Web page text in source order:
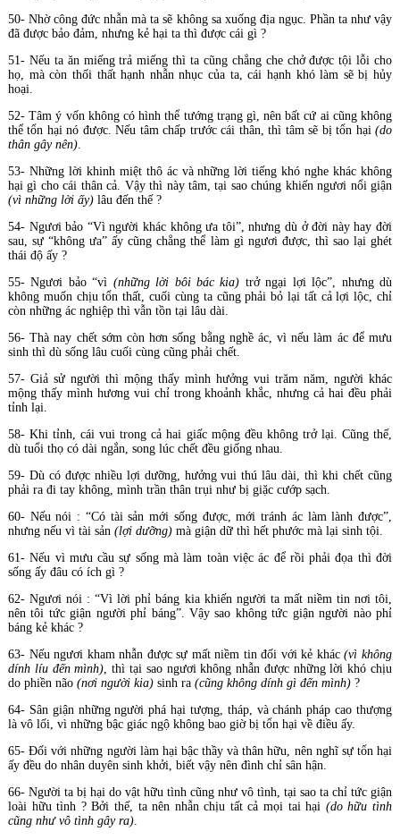
50- Nhờ công đức nhẫn mà ta sẽ không sa xuống địa ngục. Phần ta như vậy
đã được bảo đảm, nhưng kẻ hại ta thì được cái gì ?
51- Nếu ta ăn miếng trả miếng thì ta cũng chẳng che chở được tội lỗi cho
họ, mà còn thối thất hạnh nhẫn nhục của ta, cái hạnh khó làm sẽ bị hủy
hoại.
52- Tâm ý vốn không có hình thể tướng trạng gì, nên bất cứ ai cũng không
thể tổn hại nó được. Nếu tâm chấp trước cái thân, thì tâm sẽ bị tổn hại(do
thân gây nên).
53- Những lời khinh miệt thô ác và những lời tiếng khó nghe khác không
hại gì cho cái thân cả. Vậy thì này tâm, tại sao chúng khiến ngươi nổi giận
(vì những lời ấy) lâu đến thế ?
54- Ngươi bảo “Vì người khác không ưa tôi”, nhưng dù ở đời này hay đời
sau, sự “không ưa” ấy cũng chẳng thể làm gì ngươi được, thì sao lại ghét
thái độ ấy ?
55- Ngươi bảo “vì (những lời bôi bác kia) trở ngại lợi lộc”, nhưng dù
không muốn chịu tổn thất, cuối cùng ta cũng phải bỏ lại tất cả lợi lộc, chỉ
còn những ác nghiệp thì vẫn tồn tại lâu dài.
56- Thà nay chết sớm còn hơn sống bằng nghề ác, vì nếu làm ác để mưu
sinh thì dù sống lâu cuối cùng cũng phải chết.
57- Giả sử người thì mộng thấy mình hưởng vui trăm năm, người khác
mộng thấy mình hương vui chỉ trong khoảnh khắc, nhưng cả hai đều phải
tỉnh lại.
58- Khi tỉnh, cái vui trong cả hai giấc mộng đều không trở lại. Cũng thế,
dù tuổi thọ có dài ngắn, song lúc chết đều giống nhau.
59- Dù có được nhiều lợi dưỡng, hưởng vui thú lâu dài, thì khi chết cũng
phải ra đi tay không, mình trần thân trụi như bị giặc cướp sạch.
60- Nếu nói : “Có tài sản mới sống được, mới tránh ác làm lành được”,
nhưng nếu vì tài sản (lợi dưỡng) mà giận dữ thì hết phước mà lại sinh tội.
61- Nếu vì mưu cầu sự sống mà làm toàn việc ác để rồi phải đọa thì đời
sống ấy đâu có ích gì ?
62- Ngươi nói : “Vì lời phỉ báng kia khiến người ta mất niềm tin nơi tôi,
nên tôi tức giận người phỉ báng”. Vậy sao không tức giận người nào phỉ
báng kẻ khác ?
63- Nếu ngươi kham nhẫn được sự mất niềm tin đối với kẻ khác(vì không
dính líu đến mình), thì tại sao ngươi không nhẫn được những lời khó chịu
do phiền não (nơi người kia) sinh ra (cũng không dính gì đến mình) ?
64- Sân giận những người phá hại tượng, tháp, và chánh pháp cao thượng
là vô lối, vì những bậc giác ngộ không bao giờ bị tổn hại về điều ấy.
65- Đối với những người làm hại bậc thầy và thân hữu, nên nghĩ sự tổn hại
ấy đều do nhân duyên sinh khởi, biết vậy nên đình chỉ sân hận.
66- Người ta bị hại do vật hữu tình cũng như vô tình, tại sao ta chỉ tức giận
loài hữu tình ? Bởi thế, ta nên nhẫn chịu tất cả mọi tai hại (do hữu tình
cũng như vô tình gây ra).